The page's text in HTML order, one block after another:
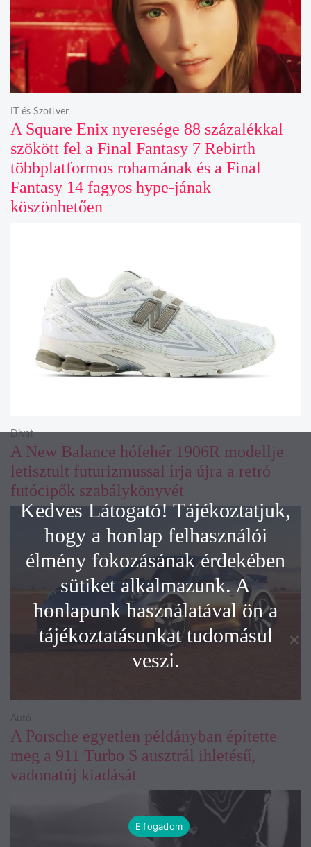
A Square Enix nyeresége 88 százalékkal
szökött fel a Final Fantasy 7 Rebirth
többplatformos rohamának és a Final
Fantasy 14 fagyos hype-jának
köszönhetően
IT és Szoftver
A New Balance hófehér 1906R modellje
letisztult futurizmussal írja újra a retró
futócipők szabálykönyvét
Divat
A Porsche egyetlen példányban építette
meg a 911 Turbo S ausztrál ihletésű,
vadonatúj kiadását
Autó
Kedves Látogató! Tájékoztatjuk,
hogy a honlap felhasználói
élmény fokozásának érdekében
sütiket alkalmazunk. A
honlapunk használatával ön a
tájékoztatásunkat tudomásul
veszi.
Elfogadom